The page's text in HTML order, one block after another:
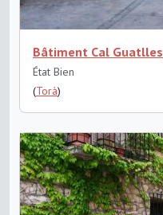
Bâtiment Cal Guatlles
État Bien
(Torà)